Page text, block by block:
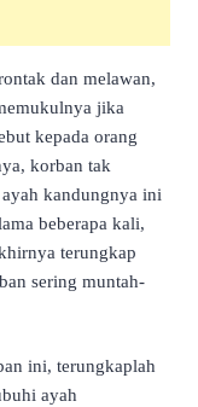
dan melawan,
jika
kepada orang
korban tak
kandungnya ini
beberapa kali,
terungkap
sering muntah-
ini, terungkaplah
ayah